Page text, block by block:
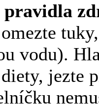
pravidla
vodu).
jezte